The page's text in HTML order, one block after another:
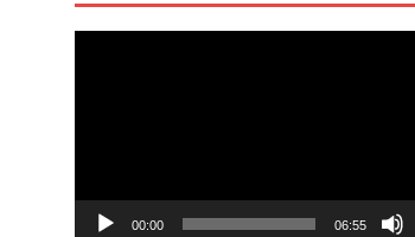
00:00 06:55